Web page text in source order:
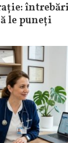
le puneți